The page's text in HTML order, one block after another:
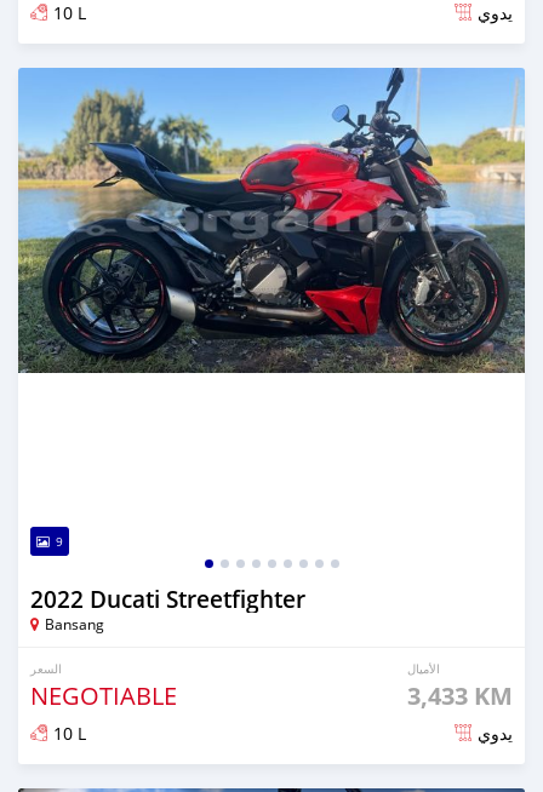
10 L يدوي
تم النشر منذ 6 أشهر مضت
9
2022 Ducati Streetfighter
Bansang
السعر
NEGOTIABLE
الأميال
3,433 KM
10 L يدوي
تم النشر منذ 6 أشهر مضت